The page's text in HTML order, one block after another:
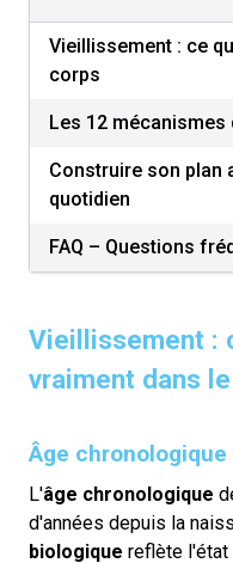
Vieillissement : ce
corps
Les 12
Construire son plan
quotidien
FAQ – Questions
Vieillissement :
vraiment dans
Âge
L'âge chronologique
d'années depuis la
biologique reflète l'état